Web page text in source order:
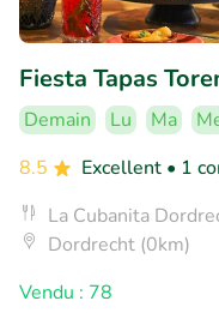
Fiesta Tapas
Demain Lu Ma
8.5
Excellent • 1
La Cubanita
Dordrecht (0km)
Vendu : 78